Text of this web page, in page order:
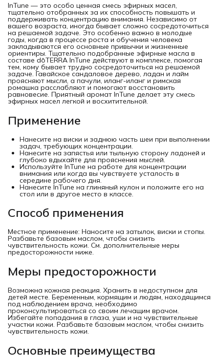
InTune — это особо ценная смесь эфирных масел,
тщательно отобранных за их способность повышать и
поддерживать концентрацию внимания. Независимо от
вашего возраста, иногда бывает сложно сосредоточиться
на решаемой задаче. Это особенно важно в молодые
годы, когда в процессе роста и обучения человека
закладываются его основные привычки и жизненные
ориентиры. Тщательно подобранные эфирные масла в
составе dōTERRA InTune действуют в комплексе, помогая
тем, кому бывает трудно сосредоточиться на решаемой
задаче. Гавайское сандаловое дерево, ладан и лайм
проясняют мысли, а пачули, иланг-иланг и римская
ромашка расслабляют и помогают восстановить
равновесие. Приятный аромат InTune делает эту смесь
эфирных масел легкой и восхитительной.
Применение
Нанесите на виски и заднюю часть шеи при выполнении
задач, требующих концентрации.
Нанесите на запястья или тыльную сторону ладоней и
глубоко вдыхайте для прояснения мыслей.
Используйте InTune на работе для концентрации
внимания или когда вы чувствуете усталость в
середине рабочего дня.
Нанесите InTune на глиняный кулон и положите его на
стол или в другое место в классе.
Способ применения
Местное применение: Наносите на затылок, виски и стопы.
Разбавьте базовым маслом, чтобы снизить
чувствительность кожи. См. дополнительные меры
предосторожности ниже.
Меры предосторожности
Возможна кожная реакция. Хранить в недоступном для
детей месте. Беременным, кормящим и людям, находящимся
под наблюдением врача, необходимо
проконсультироваться со своим лечащим врачом.
Избегайте попадания в глаза, уши и на чувствительные
участки кожи. Разбавьте базовым маслом, чтобы снизить
чувствительность кожи.
Основные преимущества